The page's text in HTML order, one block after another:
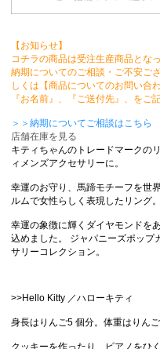
【お知らせ】
コチラの商品は受注生産商品とな
納期についてのご相談・ご不安ご
しくは【商品についてのお問い合
『お名前』、『ご送付先』、をご
＞＞納期についてご相談はこちら
店舗在庫を見る
キティちゃんのトレードマークの
ィメンズアクセサリーに。
幸運のお守り、馬蹄モチーフを世
ルムで女性らしく表現したリング。
幸運の象徴に輝くダイヤモンドを
込めました。 ジャパニーズポップ
サリーコレクション。
>>Hello Kitty ／ハローキティ
身長はりんご5 個分。体重はりん
クッキーを作ったり、ピアノをひ